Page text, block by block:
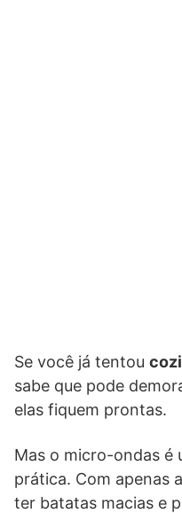
Se você já tentou
sabe que pode
elas fiquem prontas.
Mas o micro-ondas é
prática. Com apenas
ter batatas macias e